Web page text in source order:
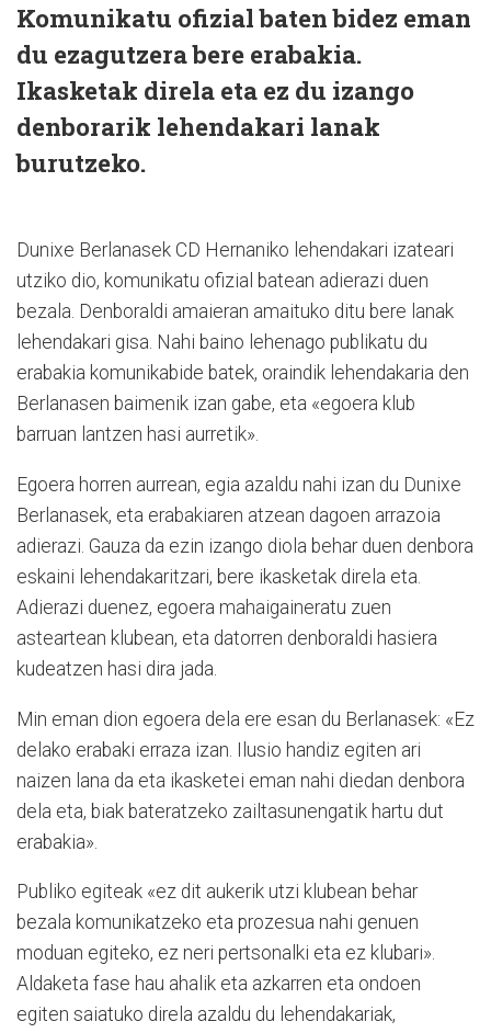
Komunikatu ofizial baten bidez eman
du ezagutzera bere erabakia.
Ikasketak direla eta ez du izango
denborarik lehendakari lanak
burutzeko.
Dunixe Berlanasek CD Hernaniko lehendakari izateari
utziko dio, komunikatu ofizial batean adierazi duen
bezala. Denboraldi amaieran amaituko ditu bere lanak
lehendakari gisa. Nahi baino lehenago publikatu du
erabakia komunikabide batek, oraindik lehendakaria den
Berlanasen baimenik izan gabe, eta «egoera klub
barruan lantzen hasi aurretik».
Egoera horren aurrean, egia azaldu nahi izan du Dunixe
Berlanasek, eta erabakiaren atzean dagoen arrazoia
adierazi. Gauza da ezin izango diola behar duen denbora
eskaini lehendakaritzari, bere ikasketak direla eta.
Adierazi duenez, egoera mahaigaineratu zuen
asteartean klubean, eta datorren denboraldi hasiera
kudeatzen hasi dira jada.
Min eman dion egoera dela ere esan du Berlanasek: «Ez
delako erabaki erraza izan. Ilusio handiz egiten ari
naizen lana da eta ikasketei eman nahi diedan denbora
dela eta, biak bateratzeko zailtasunengatik hartu dut
erabakia».
Publiko egiteak «ez dit aukerik utzi klubean behar
bezala komunikatzeko eta prozesua nahi genuen
moduan egiteko, ez neri pertsonalki eta ez klubari».
Aldaketa fase hau ahalik eta azkarren eta ondoen
egiten saiatuko direla azaldu du lehendakariak,